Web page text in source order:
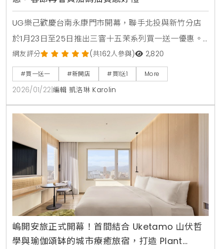
UG樂己歡慶台南永康門市開幕，聯手北投與新竹分店
於1月23日至25日推出三窨十五茉系列買一送一優惠。
同步發表全新「鎏金茉影」藝術杯身，並舉辦會員感謝
祭，消費滿額即有機會抽中SONY降噪耳機與Le Labo
護手霜等多項質感好禮。
網友評分 (共162人參與) 2,820
#買一送一 #新開店 #買1送1 More
2026/01/22 編輯 凱洛琳 Karolin
嵨開安旅正式開幕！首間結合 Uketamo 山伏哲
學與瑜伽頌缽的城市療癒旅宿，打造 Plant